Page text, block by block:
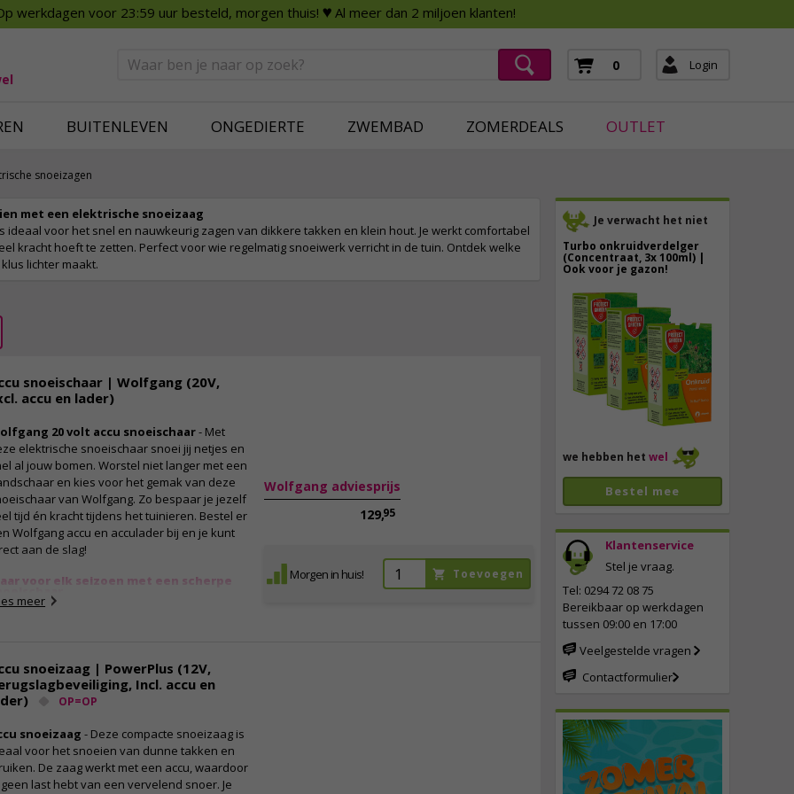
werkdagen voor 23:59 uur besteld, morgen thuis! ♥ Al meer dan 2 miljoen klanten!
0 Login
BUITENLEVEN ONGEDIERTE ZWEMBAD ZOMERDEALS OUTLET
Smart Home
Deurbellen
Slimme beveiliging
snoeizagen
Je verwacht het niet
Turbo onkruidverdelger
(Concentraat, 3x 100ml) |
Ook voor je gazon!
40,
we hebben het wel
Bestel mee
Klantenservice
Stel je vraag.
Tel: 0294 72 08 75
Bereikbaar op werkdagen
tussen 09:00 en 17:00
Veelgestelde vragen
Contactformulier
met een elektrische snoeizaag
ideaal voor het snel en nauwkeurig zagen van dikkere takken en klein hout. Je werkt comfortabel
kracht hoeft te zetten. Perfect voor wie regelmatig snoeiwerk verricht in de tuin. Ontdek welke
lichter maakt.
snoeischaar | Wolfgang (20V,
accu en lader)
20 volt accu snoeischaar- Met
elektrische snoeischaar snoei jij netjes en
al jouw bomen. Worstel niet langer met een
en kies voor het gemak van deze
van Wolfgang. Zo bespaar je jezelf
tijd én kracht tijdens het tuinieren. Bestel er
Wolfgang accu en acculader bij en je kunt
aan de slag!
voor elk seizoen met een scherpe
deze accu snoeischaar van Wolfgang snoei
deze elektrische snoeischaar doet al het
voor jou. Doordat deze snoeischaar
werkt op een accu (niet meegeleverd),
je niet meer handmatig kracht te zetten
het snoeien. Zo bespaar je jezelf tijd en
en kun jij sneller genieten van een mooi
tuin. Dankzij de draadloze
heb je bovendien alle
meer
Wolfgang adviesprijs
129,95
Morgen in huis! Toevoegen
snoeizaag | PowerPlus (12V,
Incl. accu en
OP=OP
snoeizaag - Deze compacte snoeizaag is
voor het snoeien van dunne takken en
De zaag werkt met een accu, waardoor
last hebt van een vervelend snoer. Je